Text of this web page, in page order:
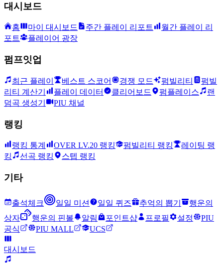
대시보드
홈 마이 대시보드 주간 플레이 리포트
월간 플레이 리
포트
플레이어 광장
펌프잇업
최근 플레이 베스트 스코어 경쟁 모드 펌빌리티
펌빌
리티 계산기
플레이 데이터 클리어보드 펌플레이스
랜
덤곡 생성기
PIU 채널
랭킹
랭킹 통계 OVER LV.20 랭킹 펌빌리티 랭킹
레이팅 랭
킹
선곡 랭킹 스텝 랭킹
기타
출석체크 일일 미션 일일 퀴즈 추억의 뽑기
행운의
상자
행운의 핀볼 알림 포인트샵 프로필 설정
PIU
공식
PIU MALL UCS
대시보드